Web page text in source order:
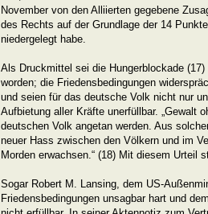
November von den Alliierten gegebene
des Rechts auf der Grundlage der 14
niedergelegt habe.
Als Druckmittel sei die Hungerblockade
worden; die Friedensbedingungen
und seien für das deutsche Volk nicht nur
Aufbietung aller Kräfte unerfüllbar. „Gewalt
deutschen Volk angetan werden. Aus
neuer Hass zwischen den Völkern und im
Morden erwachsen.“ (18) Mit diesem Urteil
Sogar Robert M. Lansing, dem US-
Friedensbedingungen unsagbar hart und